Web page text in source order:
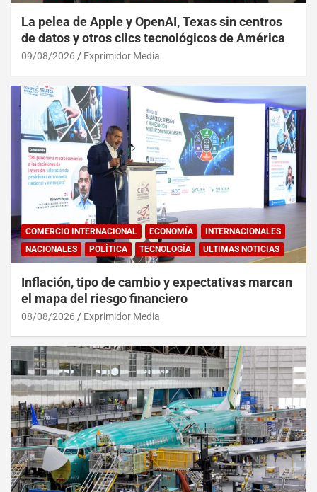
La pelea de Apple y OpenAI, Texas sin centros
de datos y otros clics tecnológicos de América
09/08/2026 Exprimidor Media
COMERCIO INTERNACIONAL ECONOMÍA
INTERNACIONALES
NACIONALES
POLÍTICA TECNOLOGÍA ULTIMAS NOTICIAS
Inflación, tipo de cambio y expectativas marcan
el mapa del riesgo financiero
08/08/2026 Exprimidor Media